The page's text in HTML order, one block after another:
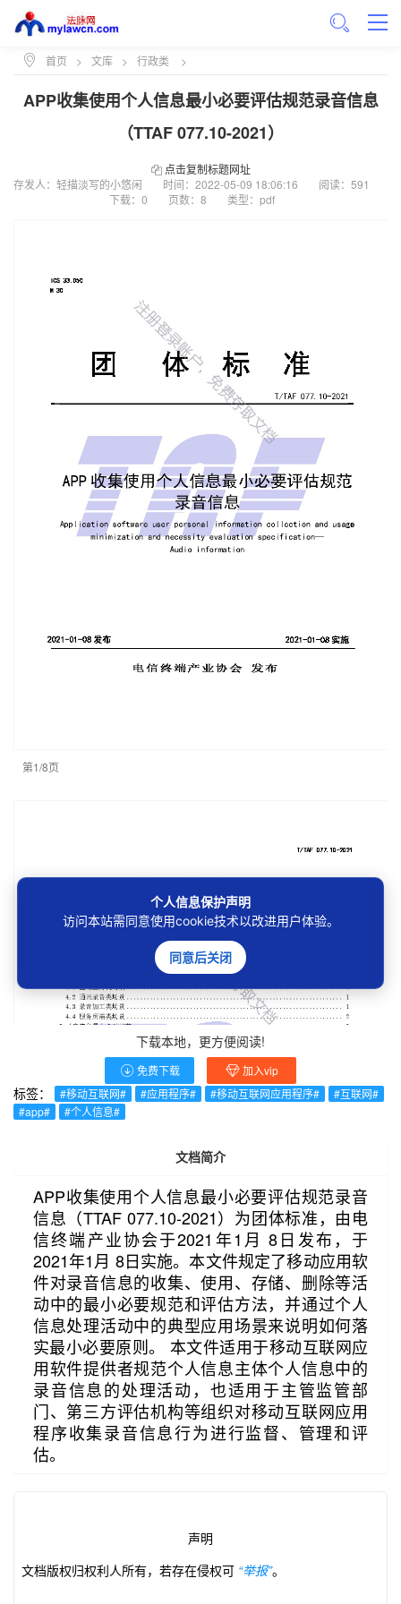
首页 > 文库 > 行政类 >
APP收集使用个人信息最小必要评估规范录音信息
（TTAF 077.10-2021）
点击复制标题网址
存发人：轻描淡写的小悠闲
时间： 2022-05-09 18:06:16
阅读：591
下载：0
页数：8 类型：pdf
第1/8页
第2/8页
下载本地，更方便阅读!
免费下载 加入vip
标签： #移动互联网# #应用程序# #移动互联网应用程序#
#互联网#
#app#
#个人信息#
文档简介
APP收集使用个人信息最小必要评估规范录音
信息（TTAF 077.10-2021）为团体标准，由电
信终端产业协会于2021年1月 8日发布，于
2021年1月 8日实施。本文件规定了移动应用软
件对录音信息的收集、使用、存储、删除等活
动中的最小必要规范和评估方法，并通过个人
信息处理活动中的典型应用场景来说明如何落
实最小必要原则。 本文件适用于移动互联网应
用软件提供者规范个人信息主体个人信息中的
录音信息的处理活动，也适用于主管监管部
门、第三方评估机构等组织对移动互联网应用
程序收集录音信息行为进行监督、管理和评
估。
声明
文档版权归权利人所有，若存在侵权可 “举报”。
个人信息保护声明
访问本站需同意使用cookie技术以改进用户体验。
同意后关闭